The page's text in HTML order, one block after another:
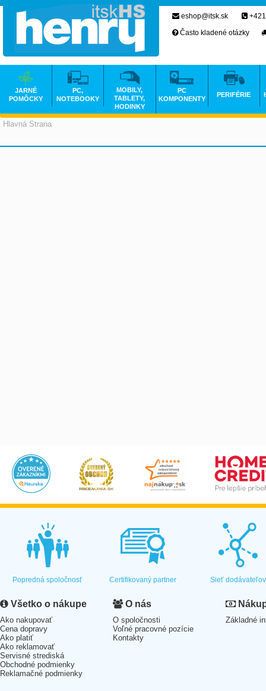
Hlavná Strana
eshop@itsk.sk
Často kladené otázky
JARNÉ
POMÔCKY
PC,
NOTEBOOKY
MOBILY,
TABLETY,
HODINKY
PC
KOMPONENTY
PERIFÉRIE
Popredná spoločnosť Certifikovaný partner Sieť dodávateľov
Všetko o nákupe
Ako nakupovať
Cena dopravy
Ako platiť
Ako reklamovať
Servisné strediská
Obchodné podmienky
Reklamačné podmienky
O nás
O spoločnosti
Voľné pracovné pozície
Kontakty
Základné